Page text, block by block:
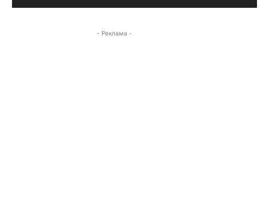
- Реклама -